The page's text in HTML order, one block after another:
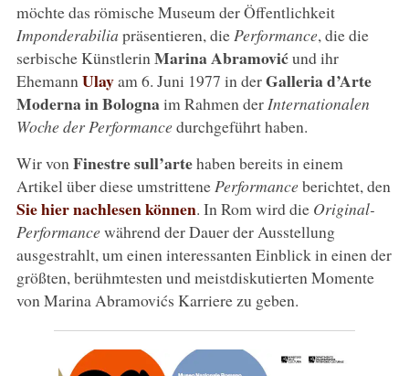
möchte das römische Museum der Öffentlichkeit
Imponderabilia präsentieren, die Performance, die die
serbische Künstlerin Marina Abramovićund ihr
Ehemann Ulayam 6. Juni 1977 in derGalleria d’Arte
Moderna in Bolognaim Rahmen der Internationalen
Woche der Performancedurchgeführt haben.
Wir von Finestre sull’artehaben bereits in einem
Artikel über diese umstrittene Performanceberichtet, den
Sie hier nachlesen können. In Rom wird die Original-
Performancewährend der Dauer der Ausstellung
ausgestrahlt, um einen interessanten Einblick in einen der
größten, berühmtesten und meistdiskutierten Momente
von Marina Abramovićs Karriere zu geben.